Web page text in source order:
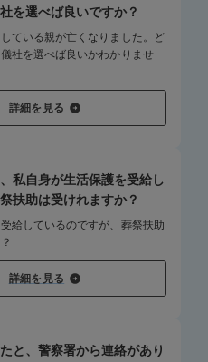
を選べば良いですか？
ている親が亡くなりました。ど
社を選べば良いかわかりませ
詳細を見る
私自身が生活保護を受給し
扶助は受けれますか？
給しているのですが、葬祭扶助
詳細を見る
と、警察署から連絡があり